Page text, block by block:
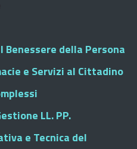
della Persona
e Servizi al Cittadino
LL. PP.
e Tecnica del